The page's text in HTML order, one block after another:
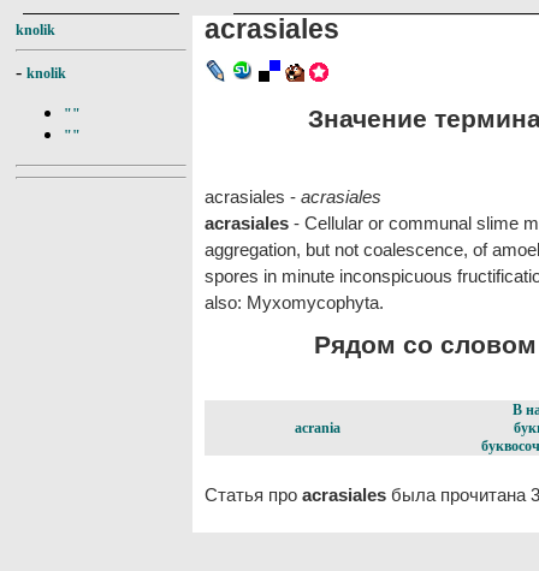
knolik
- knolik
""
""
acrasiales
Значение
acrasiales - acrasiales
acrasiales - Cellular or communal slime
aggregation, but not coalescence, of
spores in minute inconspicuous
also: Myxomycophyta.
Рядом со
acrania
В
Статья про acrasiales была прочитана